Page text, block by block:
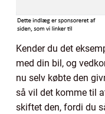
Kender du det
med din bil, og
nu selv købte den
så vil det komme til
skiftet den, fordi du